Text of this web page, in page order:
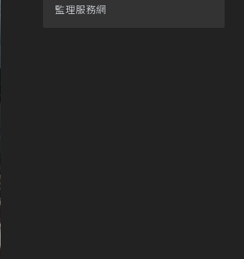
監理服務網